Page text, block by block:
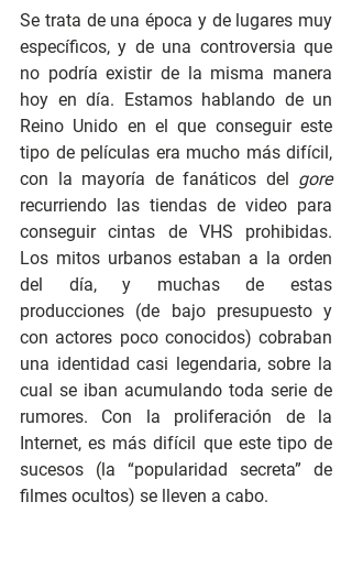
Se trata de una época y de lugares muy
específicos, y de una controversia que
no podría existir de la misma manera
hoy en día. Estamos hablando de un
Reino Unido en el que conseguir este
tipo de películas era mucho más difícil,
con la mayoría de fanáticos del
gore
recurriendo las tiendas de video para
conseguir cintas de VHS prohibidas.
Los mitos urbanos estaban a la orden
del día, y muchas de estas
producciones (de bajo presupuesto y
con actores poco conocidos) cobraban
una identidad casi legendaria, sobre la
cual se iban acumulando toda serie de
rumores. Con la proliferación de la
Internet, es más difícil que este tipo de
sucesos (la “popularidad secreta” de
filmes ocultos) se lleven a cabo.